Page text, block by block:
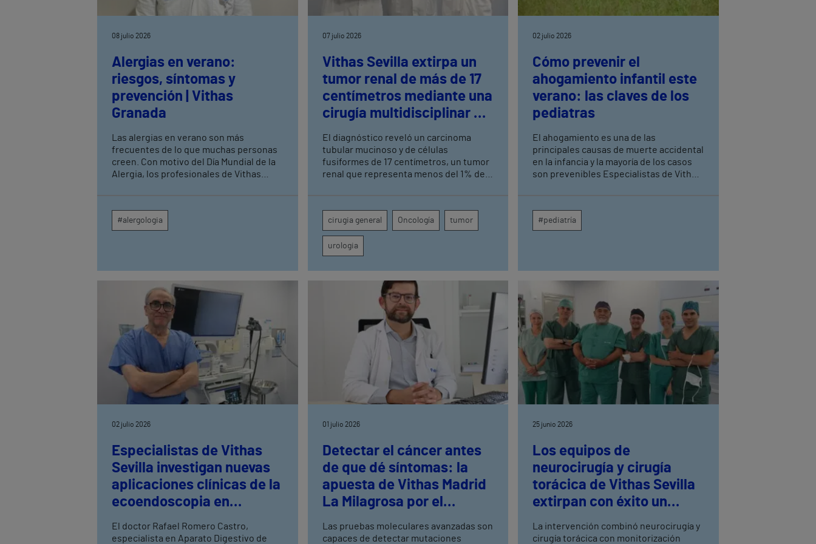
08 julio 2026
Alergias en verano:
riesgos, síntomas y
prevención | Vithas
Granada
Las alergias en verano son más
frecuentes de lo que muchas personas
creen. Con motivo del Día Mundial de la
Alergia, los profesionales de Vithas
procesos alérgicos, durante los meses
estivales aumentan las consultas
El Dr. Julián López Caballero, alergólogo
del Hospital Vithas Granada, explica
cuáles son las alergias más frecuentes
en verano y destaca la importancia de
un diagnóstico precoz para prevenir
reacciones graves.
#alergologia
07 julio 2026
Vithas Sevilla extirpa un
tumor renal de más de 17
centímetros mediante una
cirugía multidisciplinar de
El diagnóstico reveló un carcinoma
tubular mucinoso y de células
fusiformes de 17 centímetros, un tumor
renal que representa menos del 1% de
Anestesia, UCI, Enfermería de
Quirófano, Banco de Sangre y Farmacia
cirugia general Oncología tumor
urologia
02 julio 2026
Cómo prevenir el
ahogamiento infantil este
verano: las claves de los
pediatras
El ahogamiento es una de las
principales causas de muerte accidental
en la infancia y la mayoría de los casos
son prevenibles Especialistas de Vithas
más eficaz para evitar tragedias en
piscinas, playas y entornos acuáticos
#pediatría
02 julio 2026
Especialistas de Vithas
Sevilla investigan nuevas
aplicaciones clínicas de la
ecoendoscopia en
El doctor Rafael Romero Castro,
especialista en Aparato Digestivo de
01 julio 2026
Detectar el cáncer antes
de que dé síntomas: la
apuesta de Vithas Madrid
La Milagrosa por el
Las pruebas moleculares avanzadas son
capaces de detectar mutaciones
25 junio 2026
Los equipos de
neurocirugía y cirugía
torácica de Vithas Sevilla
extirpan con éxito un
La intervención combinó neurocirugía y
cirugía torácica con monitorización